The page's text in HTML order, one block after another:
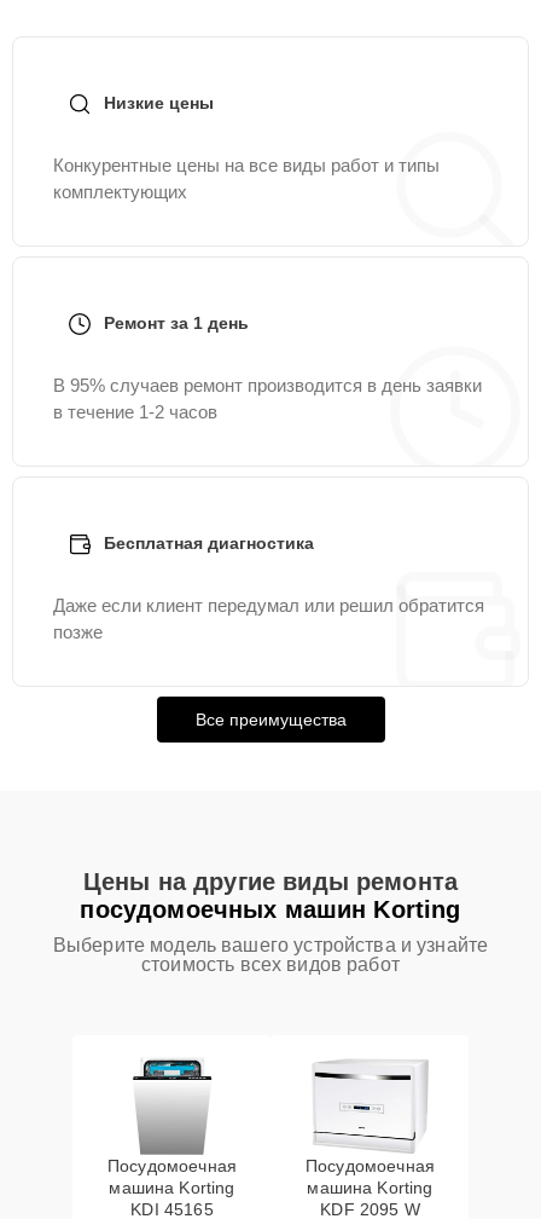
Низкие цены
Конкурентные цены на все виды работ и типы
комплектующих
Ремонт за 1 день
В 95% случаев ремонт производится в день заявки
в течение 1-2 часов
Бесплатная диагностика
Даже если клиент передумал или решил обратится
позже
Все преимущества
Цены на другие виды ремонта
посудомоечных машин Korting
Выберите модель вашего устройства и узнайте
стоимость всех видов работ
Посудомоечная
машина Korting
KDI 45165
Посудомоечная
машина Korting
KDF 2095 W